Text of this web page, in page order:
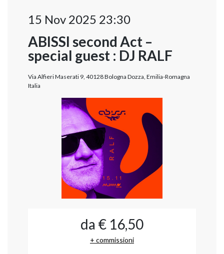
15 Nov 2025 23:30
ABISSI second Act –
special guest : DJ RALF
Via Alfieri Maserati 9, 40128 Bologna Dozza, Emilia-Romagna
Italia
da € 16,50
+ commissioni